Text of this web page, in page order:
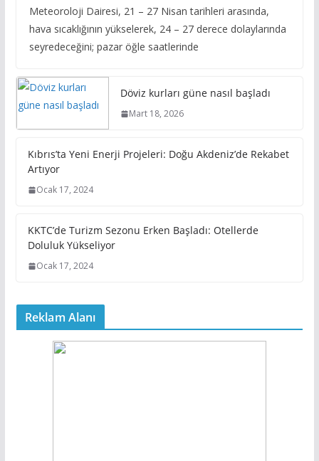
Meteoroloji Dairesi, 21 – 27 Nisan tarihleri arasında,
hava sıcaklığının yükselerek, 24 – 27 derece dolaylarında
seyredeceğini; pazar öğle saatlerinde
Döviz kurları güne nasıl başladı
Mart 18, 2026
Kıbrıs’ta Yeni Enerji Projeleri: Doğu Akdeniz’de Rekabet
Artıyor
Ocak 17, 2024
KKTC’de Turizm Sezonu Erken Başladı: Otellerde
Doluluk Yükseliyor
Ocak 17, 2024
Reklam Alanı